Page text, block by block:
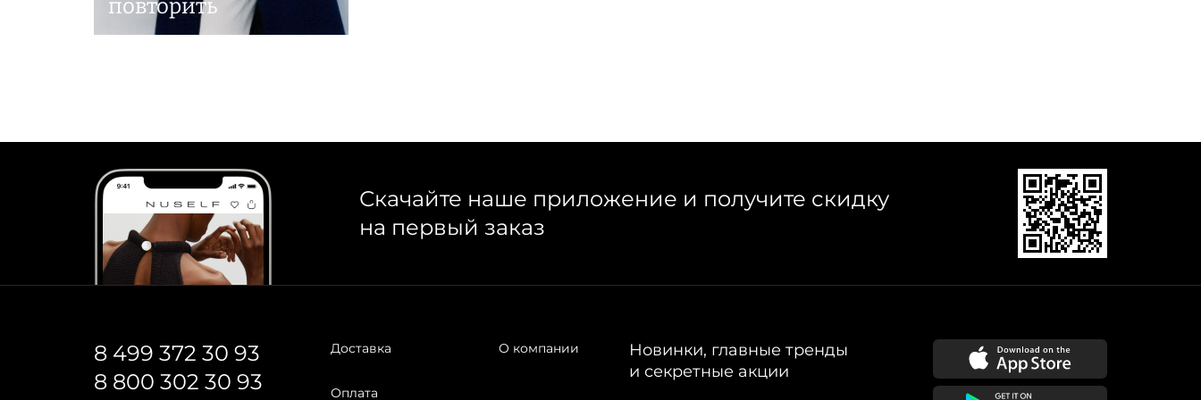
повторить
Скачайте наше приложение и получите скидку
на первый заказ
8 499 372 30 93
8 800 302 30 93
Доставка
Оплата
О компании
Новинки, главные тренды
и секретные акции